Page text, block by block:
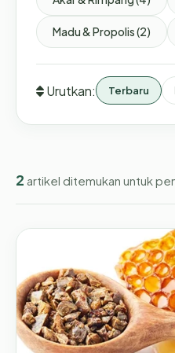
Madu & Propolis (2)
Urutkan: Terbaru
2 artikel ditemukan untuk